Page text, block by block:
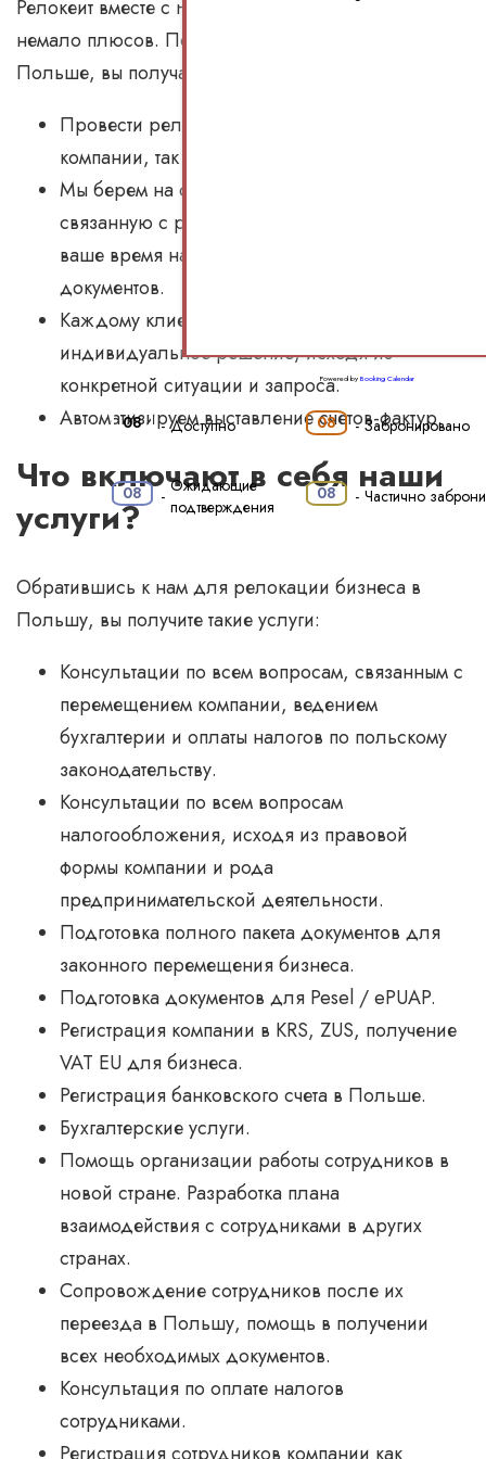
Релокейт вместе с PWK дает предпринимателям
немало плюсов. Пользуясь нашими услугами в
Польше, вы получаете такие преимущества:
Провести релокацию можно как всей
компании, так и отдельных ее сотрудников.
Мы берем на себя всю бумажную работу,
связанную с релокацией бизнеса, экономим
ваше время на сборе и подготовке
документов.
Каждому клиенту предлагаем
индивидуальное решение, исходя из
конкретной ситуации и запроса.
Автоматизируем выставление счетов-фактур.
Что включают в себя наши
услуги?
Обратившись к нам для релокации бизнеса в
Польшу, вы получите такие услуги:
Консультации по всем вопросам, связанным с
перемещением компании, ведением
бухгалтерии и оплаты налогов по польскому
законодательству.
Консультации по всем вопросам
налогообложения, исходя из правовой
формы компании и рода
предпринимательской деятельности.
Подготовка полного пакета документов для
законного перемещения бизнеса.
Подготовка документов для Pesel / ePUAP.
Регистрация компании в KRS, ZUS, получение
VAT EU для бизнеса.
Регистрация банковского счета в Польше.
Бухгалтерские услуги.
Помощь организации работы сотрудников в
новой стране. Разработка плана
взаимодействия с сотрудниками в других
странах.
Сопровождение сотрудников после их
переезда в Польшу, помощь в получении
всех необходимых документов.
Консультация по оплате налогов
сотрудниками.
Powered byBooking Calendar
08 - Доступно 08 - Забронировано
08 - Ожидающие
подтверждения
·
08 - Частично